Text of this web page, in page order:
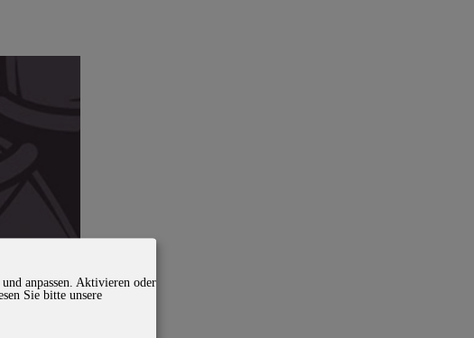
anpassen. Aktivieren oder
Sie bitte unsere